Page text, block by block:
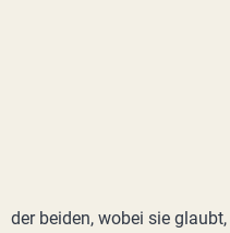
der beiden, wobei sie